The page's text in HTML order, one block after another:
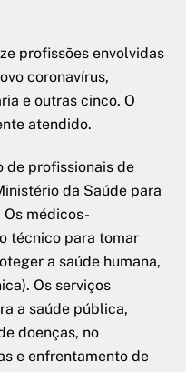
profissões envolvidas
coronavírus,
e outras cinco. O
atendido.
de profissionais de
da Saúde para
médicos-
técnico para tomar
a saúde humana,
Os serviços
a saúde pública,
doenças, no
e enfrentamento de